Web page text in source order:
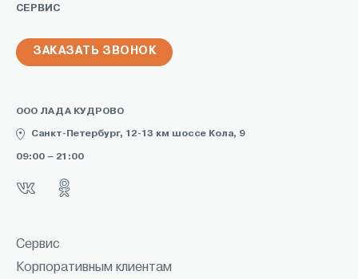
СЕРВИС
ЗАКАЗАТЬ ЗВОНОК
ООО ЛАДА КУДРОВО
Санкт-Петербург, 12-13 км шоссе Кола, 9
09:00 – 21:00
Сервис
Корпоративным клиентам